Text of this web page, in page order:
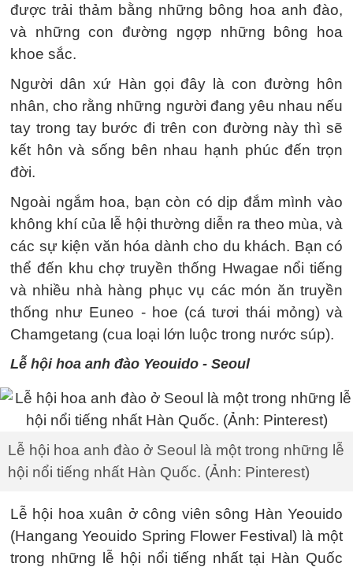
được trải thảm bằng những bông hoa anh đào,
và những con đường ngợp những bông hoa
khoe sắc.
Người dân xứ Hàn gọi đây là con đường hôn
nhân, cho rằng những người đang yêu nhau nếu
tay trong tay bước đi trên con đường này thì sẽ
kết hôn và sống bên nhau hạnh phúc đến trọn
đời.
Ngoài ngắm hoa, bạn còn có dịp đắm mình vào
không khí của lễ hội thường diễn ra theo mùa, và
các sự kiện văn hóa dành cho du khách. Bạn có
thể đến khu chợ truyền thống Hwagae nổi tiếng
và nhiều nhà hàng phục vụ các món ăn truyền
thống như Euneo - hoe (cá tươi thái mỏng) và
Chamgetang (cua loại lớn luộc trong nước súp).
Lễ hội hoa anh đào Yeouido - Seoul
Lễ hội hoa anh đào ở Seoul là một trong những lễ
hội nổi tiếng nhất Hàn Quốc. (Ảnh: Pinterest)
Lễ hội hoa xuân ở công viên sông Hàn Yeouido
(Hangang Yeouido Spring Flower Festival) là một
trong những lễ hội nổi tiếng nhất tại Hàn Quốc